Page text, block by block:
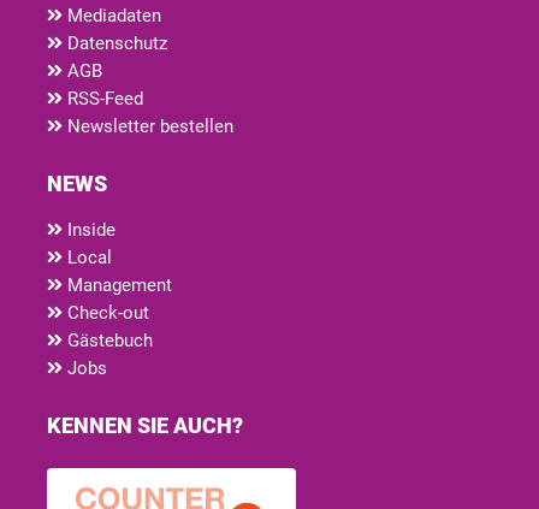
Mediadaten
Datenschutz
AGB
RSS-Feed
Newsletter bestellen
NEWS
Inside
Local
Management
Check-out
Gästebuch
Jobs
KENNEN SIE AUCH?